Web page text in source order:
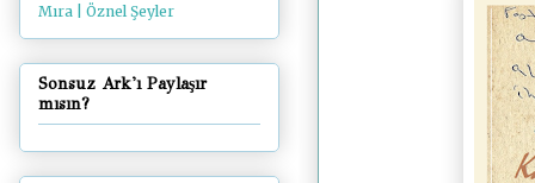
Mıra | Öznel Şeyler
Sonsuz Ark'ı Paylaşır
mısın?